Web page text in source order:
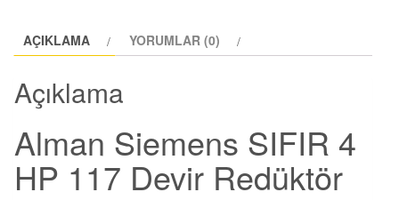
AÇIKLAMA YORUMLAR (0)
Açıklama
Alman Siemens SIFIR 4
HP 117 Devir Redüktör